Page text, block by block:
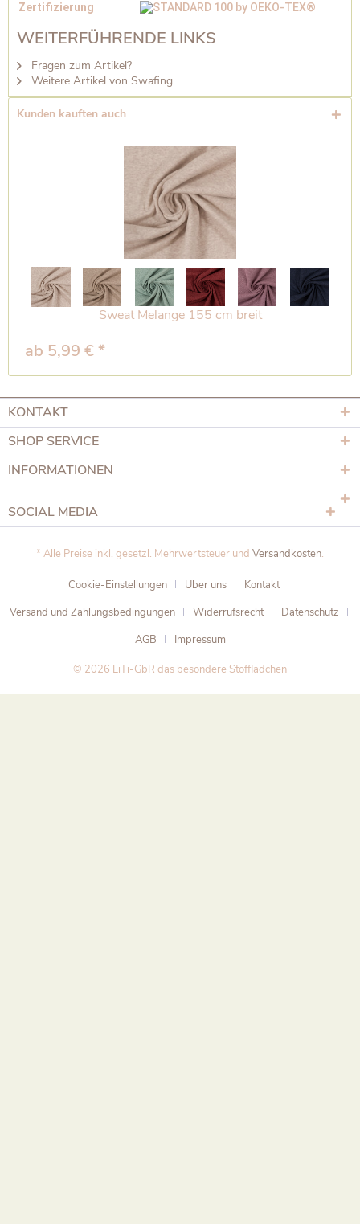
Zertifizierung
WEITERFÜHRENDE LINKS
Fragen zum Artikel?
Weitere Artikel von Swafing
Kunden kauften auch
Sweat Melange 155 cm breit
ab 5,99 € *
KONTAKT
SHOP SERVICE
INFORMATIONEN
SOCIAL MEDIA
* Alle Preise inkl. gesetzl. Mehrwertsteuer und Versandkosten.
Cookie-Einstellungen Über uns
Kontakt
Versand und Zahlungsbedingungen
Widerrufsrecht
Datenschutz
AGB
Impressum
© 2026 LiTi-GbR das besondere Stofflädchen